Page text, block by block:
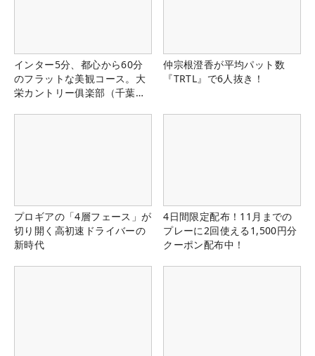
インター5分、都心から60分
のフラットな美観コース。大
栄カントリー俱楽部（千葉
仲宗根澄香が平均パット数
『TRTL』で6人抜き！
プロギアの「4層フェース」が
切り開く高初速ドライバーの
新時代
4日間限定配布！11月までの
プレーに2回使える1,500円分
クーポン配布中！